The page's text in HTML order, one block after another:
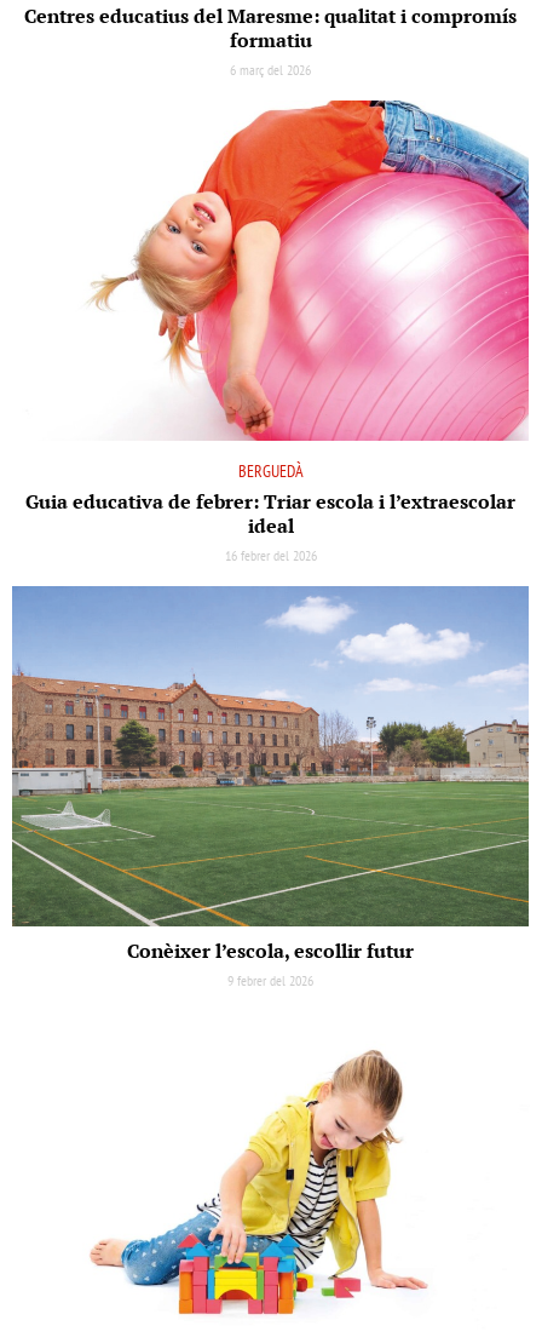
Centres educatius del Maresme: qualitat i compromís
formatiu
6 març del 2026
BERGUEDÀ
Guia educativa de febrer: Triar escola i l’extraescolar
ideal
16 febrer del 2026
Conèixer l’escola, escollir futur
9 febrer del 2026